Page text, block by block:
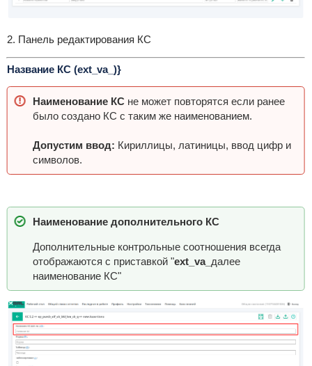
2. Панель редактирования КС
Название КС (ext_va_)}
Наименование КС не может повторятся если ранее
было создано КС с таким же наименованием.
Допустим ввод: Кириллицы, латиницы, ввод цифр и
символов.
Наименование дополнительного КС
Дополнительные контрольные соотношения всегда
отображаются с приставкой "ext_va_ далее
наименование КС"